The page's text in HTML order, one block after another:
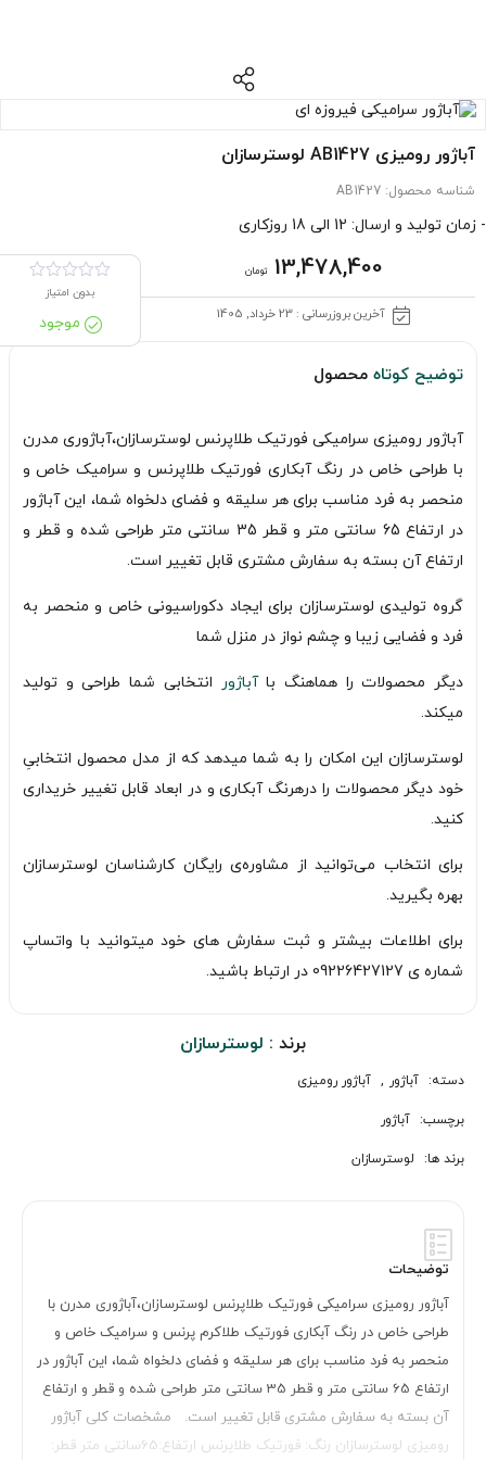
آباژور رومیزی AB1427 لوسترسازان
شناسه محصول: AB1427
- زمان تولید و ارسال: 12 الی 18 روزکاری
13,478,400 تومان
آخرین بروزرسانی : 23 خرداد, 1405
بدون امتیاز
موجود
توضیح کوتاه محصول
آباژور رومیزی سرامیکی فورتیک طلاپرنس لوسترسازان،آباژوری مدرن
با طراحی خاص در رنگ آبکاری فورتیک طلاپرنس و سرامیک خاص و
منحصر به فرد مناسب برای هر سلیقه و فضای دلخواه شما، این آباژور
در ارتفاع 65 سانتی متر و قطر 35 سانتی متر طراحی شده و قطر و
ارتفاع آن بسته به سفارش مشتری قابل تغییر است.
گروه تولیدی لوسترسازان برای ایجاد دکوراسیونی خاص و منحصر به
فرد و فضایی زیبا و چشم نواز در منزل شما
دیگر محصولات را هماهنگ باآباژور انتخابی شما طراحی و تولید
میکند.
لوسترسازان این امکان را به شما میدهد که از مدل محصول انتخابیِ
خود دیگر محصولات را درهرنگ آبکاری و در ابعاد قابل تغییر خریداری
کنید.
برای انتخاب می‌توانید از مشاوره‌ی رایگان کارشناسان لوسترسازان
بهره بگیرید.
برای اطلاعات بیشتر و ثبت سفارش های خود میتوانید با واتساپ
شماره ی 09226427127 در ارتباط باشید.
برند : لوسترسازان
دسته: آباژور , آباژور رومیزی
برچسب: آباژور
برند ها: لوسترسازان
توضیحات
آباژور رومیزی سرامیکی فورتیک طلاپرنس لوسترسازان،آباژوری مدرن با
طراحی خاص در رنگ آبکاری فورتیک طلاکرم پرنس و سرامیک خاص و
منحصر به فرد مناسب برای هر سلیقه و فضای دلخواه شما، این آباژور در
ارتفاع 65 سانتی متر و قطر 35 سانتی متر طراحی شده و قطر و ارتفاع
آن بسته به سفارش مشتری قابل تغییر است. مشخصات کلی آباژور
رومیزی لوسترسازان رنگ: فورتیک طلاپرنس ارتفاع:65سانتی متر قطر: